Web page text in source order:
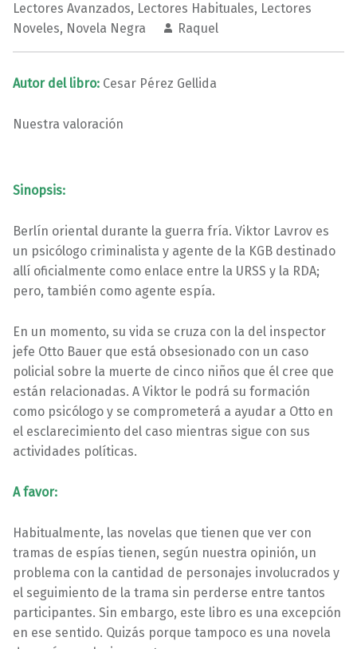
Lectores Avanzados, Lectores Habituales, Lectores
Noveles, Novela Negra Raquel
Autor del libro: Cesar Pérez Gellida
Nuestra valoración
Sinopsis:
Berlín oriental durante la guerra fría. Viktor Lavrov es
un psicólogo criminalista y agente de la KGB destinado
allí oficialmente como enlace entre la URSS y la RDA;
pero, también como agente espía.
En un momento, su vida se cruza con la del inspector
jefe Otto Bauer que está obsesionado con un caso
policial sobre la muerte de cinco niños que él cree que
están relacionadas. A Viktor le podrá su formación
como psicólogo y se comprometerá a ayudar a Otto en
el esclarecimiento del caso mientras sigue con sus
actividades políticas.
A favor:
Habitualmente, las novelas que tienen que ver con
tramas de espías tienen, según nuestra opinión, un
problema con la cantidad de personajes involucrados y
el seguimiento de la trama sin perderse entre tantos
participantes. Sin embargo, este libro es una excepción
en ese sentido. Quizás porque tampoco es una novela